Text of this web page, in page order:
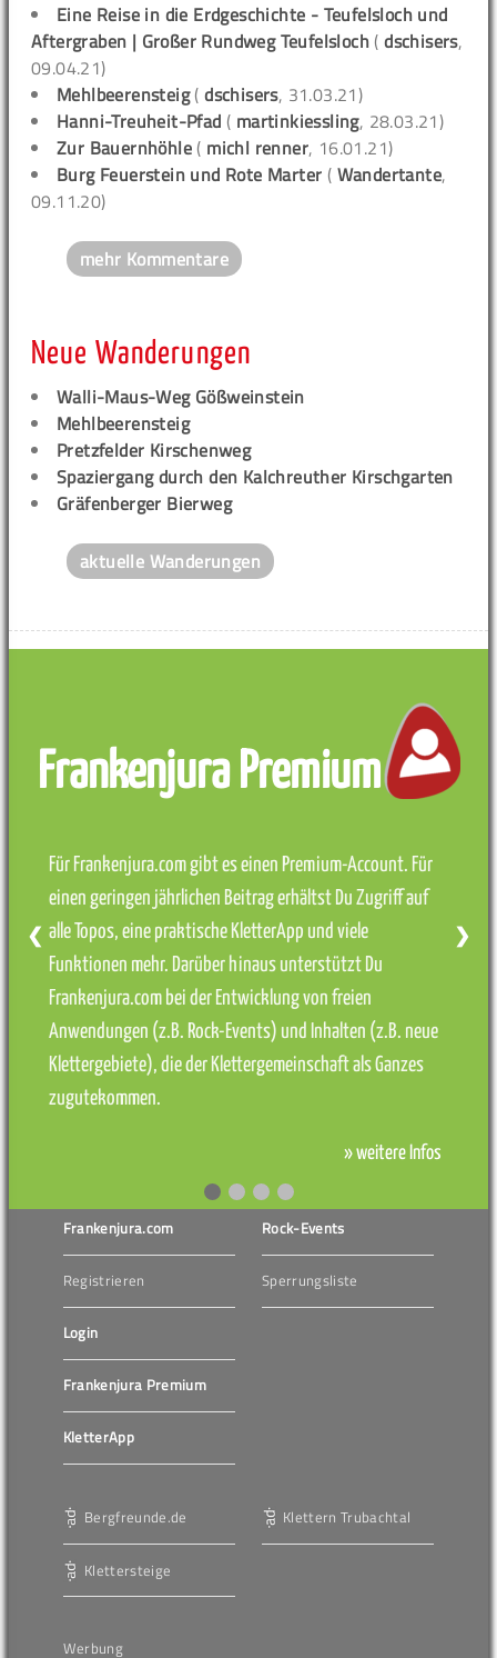
Eine Reise in die Erdgeschichte - Teufelsloch und
Aftergraben | Großer Rundweg Teufelsloch (dschisers,
09.04.21)
Mehlbeerensteig(dschisers, 31.03.21)
Hanni-Treuheit-Pfad ( martinkiessling, 28.03.21)
Zur Bauernhöhle ( michl renner, 16.01.21)
Burg Feuerstein und Rote Marter ( Wandertante,
09.11.20)
mehr Kommentare
Neue Wanderungen
Walli-Maus-Weg Gößweinstein
Mehlbeerensteig
Pretzfelder Kirschenweg
Spaziergang durch den Kalchreuther Kirschgarten
Gräfenberger Bierweg
aktuelle Wanderungen
Frankenjura Premium
Für Frankenjura.com gibt es einen Premium-Account. Für
einen geringen jährlichen Beitrag erhältst Du Zugriff auf
alle Topos, eine praktische KletterApp und viele
Funktionen mehr. Darüber hinaus unterstützt Du
Frankenjura.com bei der Entwicklung von freien
Anwendungen (z.B. Rock-Events) und Inhalten (z.B. neue
Klettergebiete), die der Klettergemeinschaft als Ganzes
zugutekommen.
» weitere Infos
❮ ❯
Frankenjura.com
Registrieren
Login
Frankenjura Premium
KletterApp
Rock-Events
Sperrungsliste
Bergfreunde.de
Klettersteige
Klettern Trubachtal
Werbung